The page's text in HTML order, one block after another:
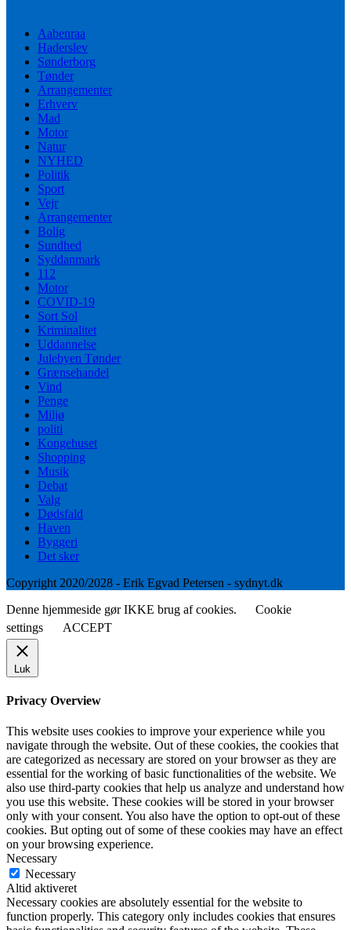
Aabenraa
Haderslev
Sønderborg
Tønder
Arrangementer
Erhverv
Mad
Motor
Natur
NYHED
Politik
Sport
Vejr
Arrangementer
Bolig
Sundhed
Syddanmark
112
Motor
COVID-19
Sort Sol
Kriminalitet
Uddannelse
Julebyen Tønder
Grænsehandel
Vind
Penge
Miljø
politi
Kongehuset
Shopping
Musik
Debat
Valg
Dødsfald
Haven
Byggeri
Det sker
Copyright 2020/2028 - Erik Egvad Petersen - sydnyt.dk
Denne hjemmeside gør IKKE brug af cookies.
Cookie
settings
ACCEPT
Luk
Privacy Overview
This website uses cookies to improve your experience while you
navigate through the website. Out of these cookies, the cookies that
are categorized as necessary are stored on your browser as they are
essential for the working of basic functionalities of the website. We
also use third-party cookies that help us analyze and understand how
you use this website. These cookies will be stored in your browser
only with your consent. You also have the option to opt-out of these
cookies. But opting out of some of these cookies may have an effect
on your browsing experience.
Necessary
Necessary
Altid aktiveret
Necessary cookies are absolutely essential for the website to
function properly. This category only includes cookies that ensures